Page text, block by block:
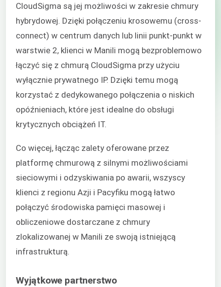
CloudSigma są jej możliwości w zakresie chmury
hybrydowej. Dzięki połączeniu krosowemu (cross-
connect) w centrum danych lub linii punkt-punkt w
warstwie 2, klienci w Manili mogą bezproblemowo
łączyć się z chmurą CloudSigma przy użyciu
wyłącznie prywatnego IP. Dzięki temu mogą
korzystać z dedykowanego połączenia o niskich
opóźnieniach, które jest idealne do obsługi
krytycznych obciążeń IT.
Co więcej, łącząc zalety oferowane przez
platformę chmurową z silnymi możliwościami
sieciowymi i odzyskiwania po awarii, wszyscy
klienci z regionu Azji i Pacyfiku mogą łatwo
połączyć środowiska pamięci masowej i
obliczeniowe dostarczane z chmury
zlokalizowanej w Manili ze swoją istniejącą
infrastrukturą.
Wyjątkowe partnerstwo